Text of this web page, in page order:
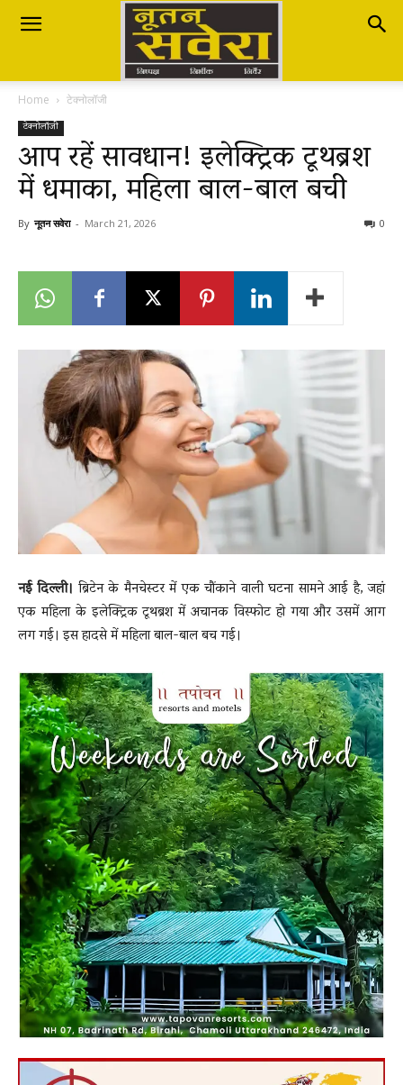
Nutan
Savera
नूतन
Breaking
LIVE
Home टेक्नोलॉजी
टेक्नोलॉजी
आप रहें सावधान! इलेक्ट्रिक टूथब्रश
में धमाका, महिला बाल-बाल बची
By नूतन सवेरा - March 21, 2026 0
नई दिल्ली। ब्रिटेनके मैनचेस्टर में एक चौंकाने वाली घटना सामने आई है, जहां
एक महिला के इलेक्ट्रिक टूथब्रश में अचानक विस्फोट हो गया और उसमें आग
लग गई। इस हादसे में महिला बाल-बाल बच गई।